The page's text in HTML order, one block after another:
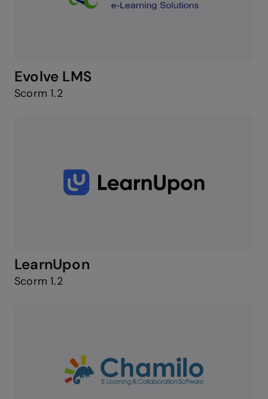
Evolve LMS
Scorm 1.2
LearnUpon
Scorm 1.2